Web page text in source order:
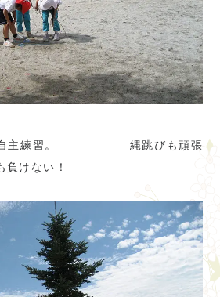
の自主練習。 縄跳びも頑張
負けない！